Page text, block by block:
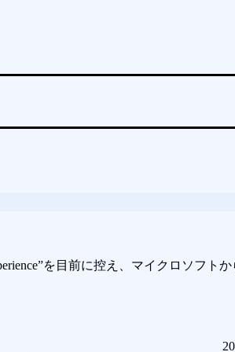
を目前に控え、マイクロソフト